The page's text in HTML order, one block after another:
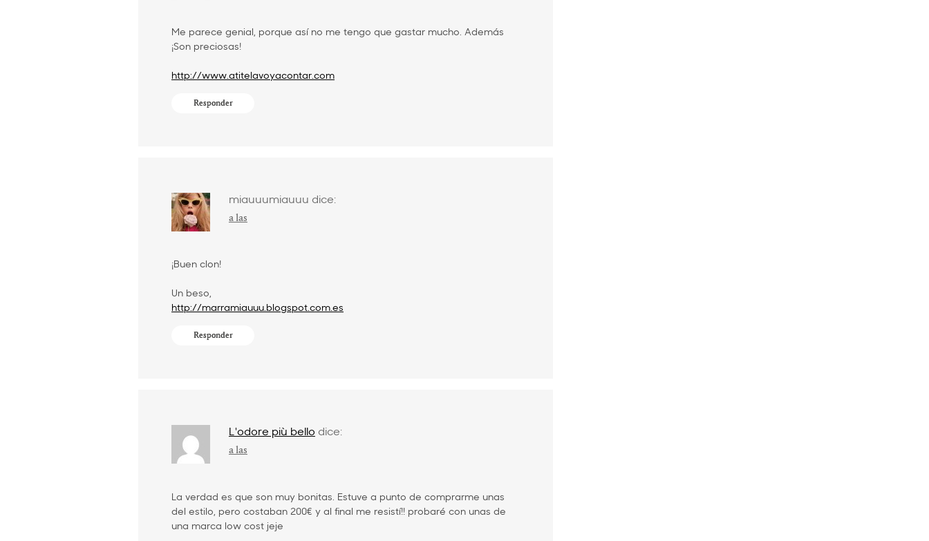
Me parece genial, porque así no me tengo que gastar mucho. Además
¡Son preciosas!
http://www.atitelavoyacontar.com
Responder
miauuumiauuu dice:
a las
¡Buen clon!
Un beso,
http://marramiauuu.blogspot.com.es
Responder
L'odore più bello dice:
a las
La verdad es que son muy bonitas. Estuve a punto de comprarme unas
del estilo, pero costaban 200€ y al final me resistí!! probaré con unas de
una marca low cost jeje